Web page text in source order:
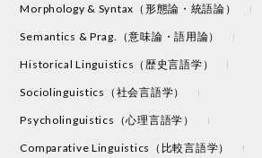
Morphology & Syntax（形態論・統語論）
Semantics & Prag.（意味論・語用論）
Historical Linguistics（歴史言語学）
Sociolinguistics（社会言語学）
Psycholinguistics（心理言語学）
Comparative Linguistics（比較言語学）